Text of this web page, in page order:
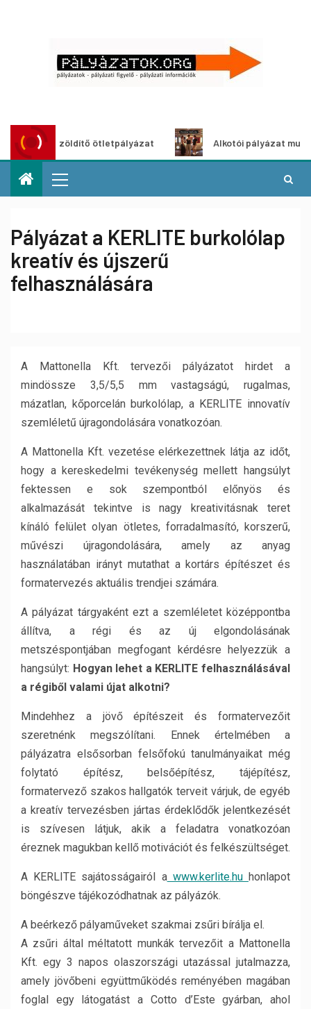
ötletpályázat Alkotói pályázat multimédia-
Pályázat a KERLITE burkolólap
kreatív és újszerű
felhasználására
A Mattonella Kft. tervezői pályázatot hirdet a
mindössze 3,5/5,5 mm vastagságú, rugalmas,
mázatlan, kőporcelán burkolólap, a KERLITE innovatív
szemléletű újragondolására vonatkozóan.
A Mattonella Kft. vezetése elérkezettnek látja az időt,
hogy a kereskedelmi tevékenység mellett hangsúlyt
fektessen e sok szempontból előnyös és
alkalmazását tekintve is nagy kreativitásnak teret
kínáló felület olyan ötletes, forradalmasító, korszerű,
művészi újragondolására, amely az anyag
használatában irányt mutathat a kortárs építészet és
formatervezés aktuális trendjei számára.
A pályázat tárgyaként ezt a szemléletet középpontba
állítva, a régi és az új elgondolásának
metszéspontjában megfogant kérdésre helyezzük a
hangsúlyt: Hogyan lehet a KERLITE felhasználásával
a régiből valami újat alkotni?
Mindehhez a jövő építészeit és formatervezőit
szeretnénk megszólítani. Ennek értelmében a
pályázatra elsősorban felsőfokú tanulmányaikat még
folytató építész, belsőépítész, tájépítész,
formatervező szakos hallgatók terveit várjuk, de egyéb
a kreatív tervezésben jártas érdeklődők jelentkezését
is szívesen látjuk, akik a feladatra vonatkozóan
éreznek magukban kellő motivációt és felkészültséget.
A KERLITE sajátosságairól awww.kerlite.huhonlapot
böngészve tájékozódhatnak az pályázók.
A beérkező pályaműveket szakmai zsűri bírálja el.
A zsűri által méltatott munkák tervezőit a Mattonella
Kft. egy 3 napos olaszországi utazással jutalmazza,
amely jövőbeni együttműködés reményében magában
foglal egy látogatást a Cotto d’Este gyárban, ahol